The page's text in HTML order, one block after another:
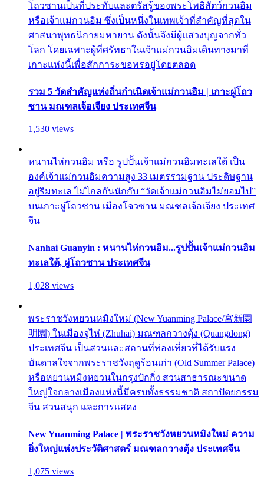
โถวซานเป็นที่ประทับและตรัสรู้ของพระโพธิสัตว์กวนอิม
หรือเจ้าแม่กวนอิม ซึ่งเป็นหนึ่งในเทพเจ้าที่สำคัญที่สุดใน
ศาสนาพุทธนิกายมหายาน ดังนั้นจึงมีผู้แสวงบุญจากทั่ว
โลก โดยเฉพาะผู้ที่ศรัทธาในเจ้าแม่กวนอิมเดินทางมาที่
เกาะแห่งนี้เพื่อสักการะขอพรอยู่โดยตลอด
รวม 5 วัดสำคัญแห่งถิ่นกำเนิดเจ้าแม่กวนอิม | เกาะผู่โถว
ซาน มณฑลเจ้อเจียง ประเทศจีน
1,530 views
หนานไห่กวนอิม หรือ รูปปั้นเจ้าแม่กวนอิมทะเลใต้ เป็น
องค์เจ้าแม่กวนอิมความสูง 33 เมตรรวมฐาน ประดิษฐาน
อยู่ริมทะเล ไม่ไกลกันนักกับ “วัดเจ้าแม่กวนอิมไม่ยอมไป”
บนเกาะผู่โถวซาน เมืองโจวซาน มณฑลเจ้อเจียง ประเทศ
จีน
Nanhai Guanyin : หนานไห่กวนอิม...รูปปั้นเจ้าแม่กวนอิม
ทะเลใต้, ผู่โถวซาน ประเทศจีน
1,028 views
พระราชวังหยวนหมิงใหม่ (New Yuanming Palace/宮新園
明園) ในเมืองจูไห่ (Zhuhai) มณฑลกวางตุ้ง (Quangdong)
ประเทศจีน เป็นสวนและสถานที่ท่องเที่ยวที่ได้รับแรง
บันดาลใจจากพระราชวังฤดูร้อนเก่า (Old Summer Palace)
หรือหยวนหมิงหยวนในกรุงปักกิ่ง สวนสาธารณะขนาด
ใหญ่ใจกลางเมืองแห่งนี้มีครบทั้งธรรมชาติ สถาปัตยกรรม
จีน สวนสนุก และการแสดง
New Yuanming Palace | พระราชวังหยวนหมิงใหม่ ความ
ยิ่งใหญ่แห่งประวัติศาสตร์ มณฑลกวางตุ้ง ประเทศจีน
1,075 views